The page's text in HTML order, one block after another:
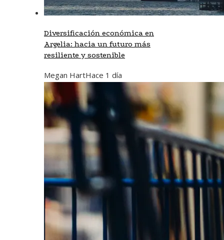
Diversificación económica en
Argelia: hacia un futuro más
resiliente y sostenible
Megan HartHace 1 día